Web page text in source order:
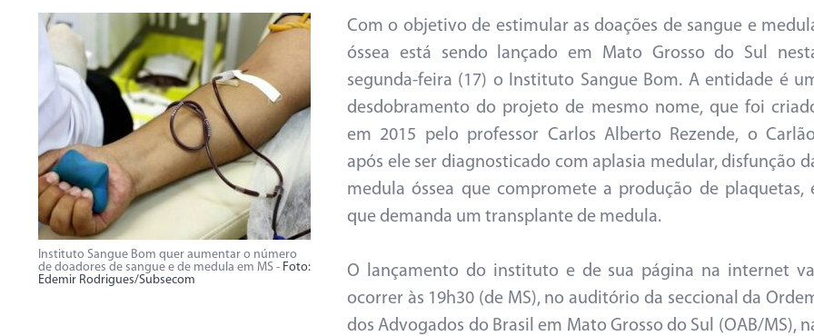
Instituto Sangue Bom quer aumentar o número
de doadores de sangue e de medula em MS - Foto:
Edemir Rodrigues/Subsecom
Com o objetivo de estimular as doações de sangue e
óssea está sendo lançado em Mato Grosso do Sul
segunda-feira (17) o Instituto Sangue Bom. A entidade é
desdobramento do projeto de mesmo nome, que foi
em 2015 pelo professor Carlos Alberto Rezende, o
após ele ser diagnosticado com aplasia medular, disfunção
medula óssea que compromete a produção de plaquetas,
que demanda um transplante de medula.
O lançamento do instituto e de sua página na internet
ocorrer às 19h30 (de MS), no auditório da seccional da
dos Advogados do Brasil em Mato Grosso do Sul (OAB/MS),